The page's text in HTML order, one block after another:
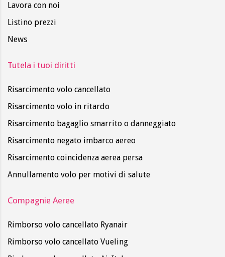
Lavora con noi
Listino prezzi
News
Tutela i tuoi diritti
Risarcimento volo cancellato
Risarcimento volo in ritardo
Risarcimento bagaglio smarrito o danneggiato
Risarcimento negato imbarco aereo
Risarcimento coincidenza aerea persa
Annullamento volo per motivi di salute
Compagnie Aeree
Rimborso volo cancellato Ryanair
Rimborso volo cancellato Vueling